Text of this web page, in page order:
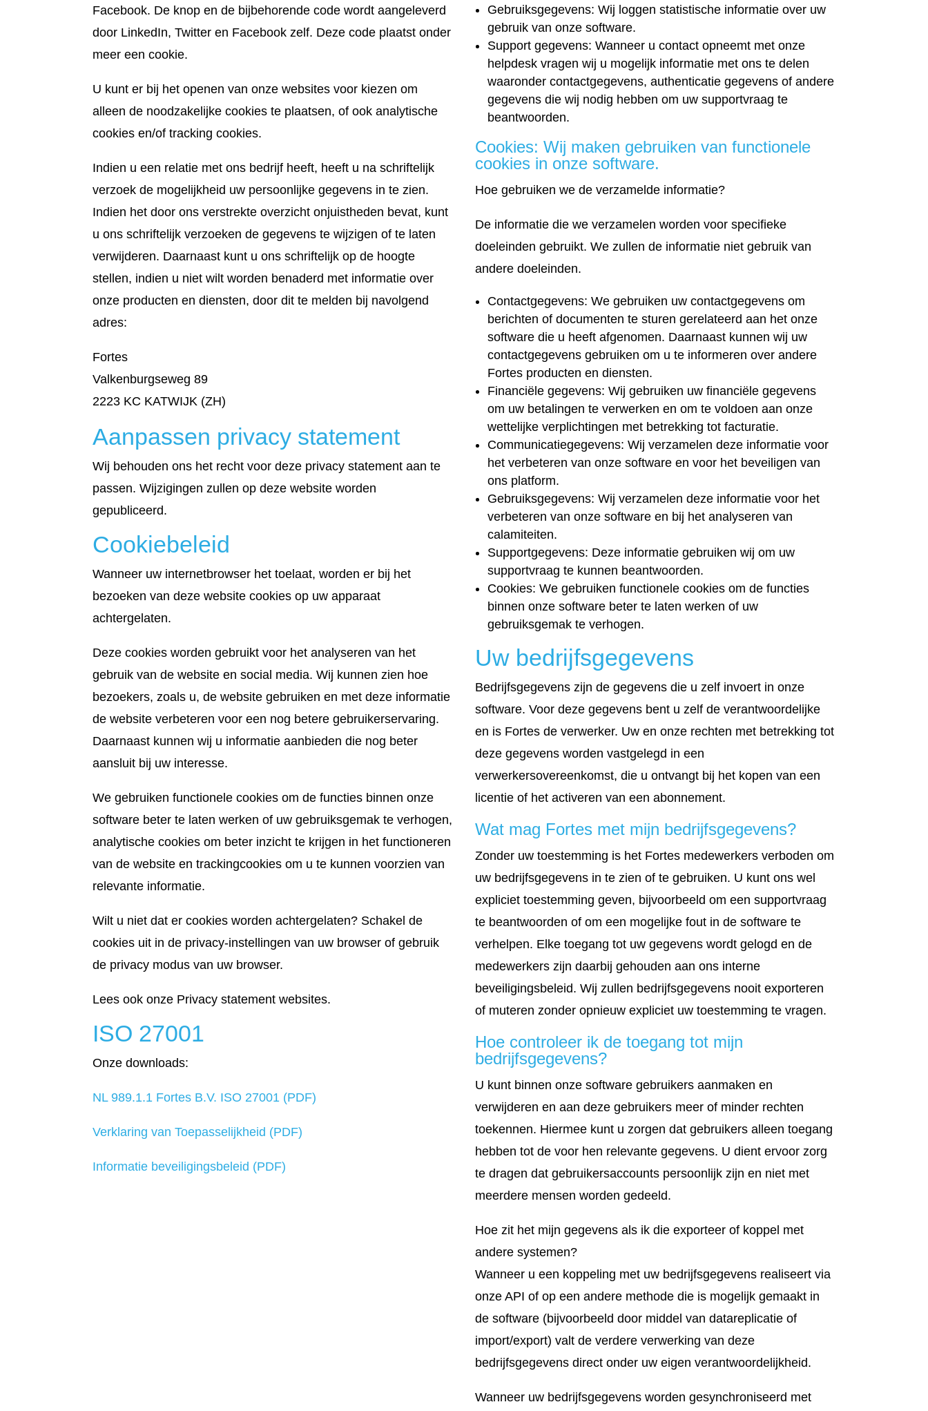
Facebook. De knop en de bijbehorende code wordt aangeleverd
door LinkedIn, Twitter en Facebook zelf. Deze code plaatst onder
meer een cookie.
U kunt er bij het openen van onze websites voor kiezen om
alleen de noodzakelijke cookies te plaatsen, of ook analytische
cookies en/of tracking cookies.
Indien u een relatie met ons bedrijf heeft, heeft u na schriftelijk
verzoek de mogelijkheid uw persoonlijke gegevens in te zien.
Indien het door ons verstrekte overzicht onjuistheden bevat, kunt
u ons schriftelijk verzoeken de gegevens te wijzigen of te laten
verwijderen. Daarnaast kunt u ons schriftelijk op de hoogte
stellen, indien u niet wilt worden benaderd met informatie over
onze producten en diensten, door dit te melden bij navolgend
adres:
Fortes
Valkenburgseweg 89
2223 KC KATWIJK (ZH)
Aanpassen privacy statement
Wij behouden ons het recht voor deze privacy statement aan te
passen. Wijzigingen zullen op deze website worden
gepubliceerd.
Cookiebeleid
Wanneer uw internetbrowser het toelaat, worden er bij het
bezoeken van deze website cookies op uw apparaat
achtergelaten.
Deze cookies worden gebruikt voor het analyseren van het
gebruik van de website en social media. Wij kunnen zien hoe
bezoekers, zoals u, de website gebruiken en met deze informatie
de website verbeteren voor een nog betere gebruikerservaring.
Daarnaast kunnen wij u informatie aanbieden die nog beter
aansluit bij uw interesse.
We gebruiken functionele cookies om de functies binnen onze
software beter te laten werken of uw gebruiksgemak te verhogen,
analytische cookies om beter inzicht te krijgen in het functioneren
van de website en trackingcookies om u te kunnen voorzien van
relevante informatie.
Wilt u niet dat er cookies worden achtergelaten? Schakel de
cookies uit in de privacy-instellingen van uw browser of gebruik
de privacy modus van uw browser.
Lees ook onze Privacy statement websites.
ISO 27001
Onze downloads:
NL 989.1.1 Fortes B.V. ISO 27001 (PDF)
Verklaring van Toepasselijkheid (PDF)
Informatie beveiligingsbeleid (PDF)
Gebruiksgegevens: Wij loggen statistische informatie over uw
gebruik van onze software.
Support gegevens: Wanneer u contact opneemt met onze
helpdesk vragen wij u mogelijk informatie met ons te delen
waaronder contactgegevens, authenticatie gegevens of andere
gegevens die wij nodig hebben om uw supportvraag te
beantwoorden.
Cookies: Wij maken gebruiken van functionele
cookies in onze software.
Hoe gebruiken we de verzamelde informatie?
De informatie die we verzamelen worden voor specifieke
doeleinden gebruikt. We zullen de informatie niet gebruik van
andere doeleinden.
Contactgegevens: We gebruiken uw contactgegevens om
berichten of documenten te sturen gerelateerd aan het onze
software die u heeft afgenomen. Daarnaast kunnen wij uw
contactgegevens gebruiken om u te informeren over andere
Fortes producten en diensten.
Financiële gegevens: Wij gebruiken uw financiële gegevens
om uw betalingen te verwerken en om te voldoen aan onze
wettelijke verplichtingen met betrekking tot facturatie.
Communicatiegegevens: Wij verzamelen deze informatie voor
het verbeteren van onze software en voor het beveiligen van
ons platform.
Gebruiksgegevens: Wij verzamelen deze informatie voor het
verbeteren van onze software en bij het analyseren van
calamiteiten.
Supportgegevens: Deze informatie gebruiken wij om uw
supportvraag te kunnen beantwoorden.
Cookies: We gebruiken functionele cookies om de functies
binnen onze software beter te laten werken of uw
gebruiksgemak te verhogen.
Uw bedrijfsgegevens
Bedrijfsgegevens zijn de gegevens die u zelf invoert in onze
software. Voor deze gegevens bent u zelf de verantwoordelijke
en is Fortes de verwerker. Uw en onze rechten met betrekking tot
deze gegevens worden vastgelegd in een
verwerkersovereenkomst, die u ontvangt bij het kopen van een
licentie of het activeren van een abonnement.
Wat mag Fortes met mijn bedrijfsgegevens?
Zonder uw toestemming is het Fortes medewerkers verboden om
uw bedrijfsgegevens in te zien of te gebruiken. U kunt ons wel
expliciet toestemming geven, bijvoorbeeld om een supportvraag
te beantwoorden of om een mogelijke fout in de software te
verhelpen. Elke toegang tot uw gegevens wordt gelogd en de
medewerkers zijn daarbij gehouden aan ons interne
beveiligingsbeleid. Wij zullen bedrijfsgegevens nooit exporteren
of muteren zonder opnieuw expliciet uw toestemming te vragen.
Hoe controleer ik de toegang tot mijn
bedrijfsgegevens?
U kunt binnen onze software gebruikers aanmaken en
verwijderen en aan deze gebruikers meer of minder rechten
toekennen. Hiermee kunt u zorgen dat gebruikers alleen toegang
hebben tot de voor hen relevante gegevens. U dient ervoor zorg
te dragen dat gebruikersaccounts persoonlijk zijn en niet met
meerdere mensen worden gedeeld.
Hoe zit het mijn gegevens als ik die exporteer of koppel met
andere systemen?
Wanneer u een koppeling met uw bedrijfsgegevens realiseert via
onze API of op een andere methode die is mogelijk gemaakt in
de software (bijvoorbeeld door middel van datareplicatie of
import/export) valt de verdere verwerking van deze
bedrijfsgegevens direct onder uw eigen verantwoordelijkheid.
Wanneer uw bedrijfsgegevens worden gesynchroniseerd met